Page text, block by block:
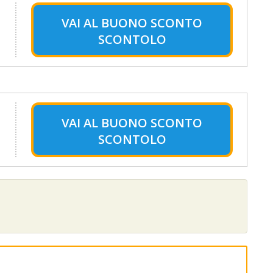
VAI AL BUONO SCONTO
SCONTOLO
VAI AL BUONO SCONTO
SCONTOLO